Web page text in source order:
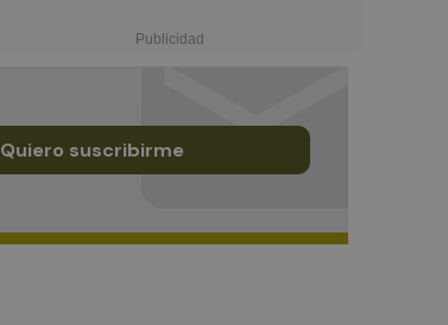
Quiero suscribirme